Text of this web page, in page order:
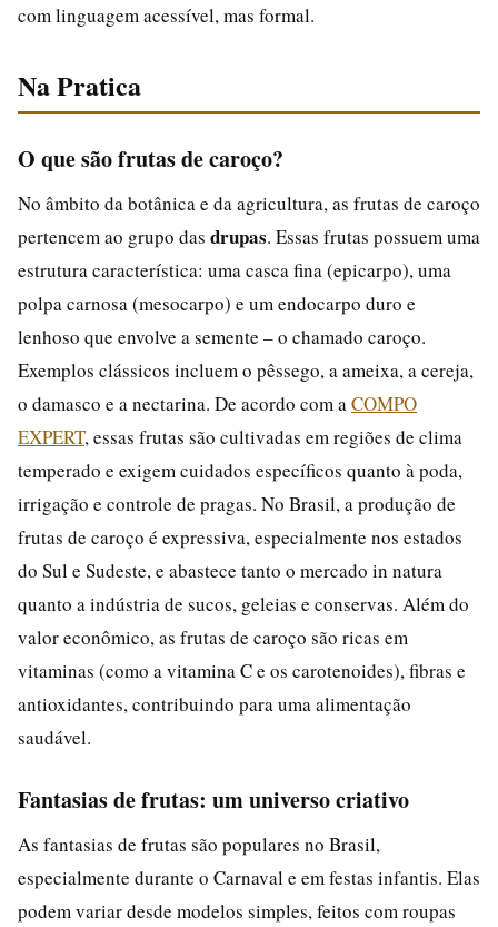
com linguagem acessível, mas formal.
Na Pratica
O que são frutas de caroço?
No âmbito da botânica e da agricultura, as frutas de caroço
pertencem ao grupo das drupas. Essas frutas possuem uma
estrutura característica: uma casca fina (epicarpo), uma
polpa carnosa (mesocarpo) e um endocarpo duro e
lenhoso que envolve a semente – o chamado caroço.
Exemplos clássicos incluem o pêssego, a ameixa, a cereja,
o damasco e a nectarina. De acordo com a COMPO
EXPERT, essas frutas são cultivadas em regiões de clima
temperado e exigem cuidados específicos quanto à poda,
irrigação e controle de pragas. No Brasil, a produção de
frutas de caroço é expressiva, especialmente nos estados
do Sul e Sudeste, e abastece tanto o mercado in natura
quanto a indústria de sucos, geleias e conservas. Além do
valor econômico, as frutas de caroço são ricas em
vitaminas (como a vitamina C e os carotenoides), fibras e
antioxidantes, contribuindo para uma alimentação
saudável.
Fantasias de frutas: um universo criativo
As fantasias de frutas são populares no Brasil,
especialmente durante o Carnaval e em festas infantis. Elas
podem variar desde modelos simples, feitos com roupas